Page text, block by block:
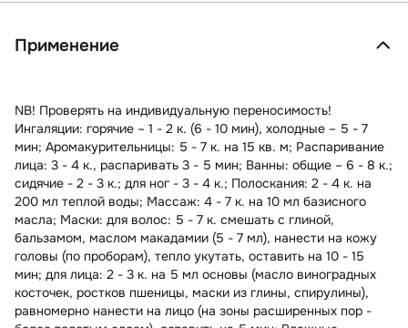
Применение
NB! Проверять на индивидуальную переносимость!
Ингаляции: горячие – 1 - 2 к. (6 - 10 мин), холодные – 5 - 7
мин; Аромакурительницы: 5 - 7 к. на 15 кв. м; Распаривание
лица: 3 - 4 к., распаривать 3 - 5 мин; Ванны: общие – 6 - 8 к.;
сидячие - 2 - 3 к.; для ног - 3 - 4 к.; Полоскания: 2 - 4 к. на
200 мл теплой воды; Массаж: 4 - 7 к. на 10 мл базисного
масла; Маски: для волос: 5 - 7 к. смешать с глиной,
бальзамом, маслом макадамии (5 - 7 мл), нанести на кожу
головы (по проборам), тепло укутать, оставить на 10 - 15
мин; для лица: 2 - 3 к. на 5 мл основы (масло виноградных
косточек, ростков пшеницы, маски из глины, спирулины),
равномерно нанести на лицо (на зоны расширенных пор -